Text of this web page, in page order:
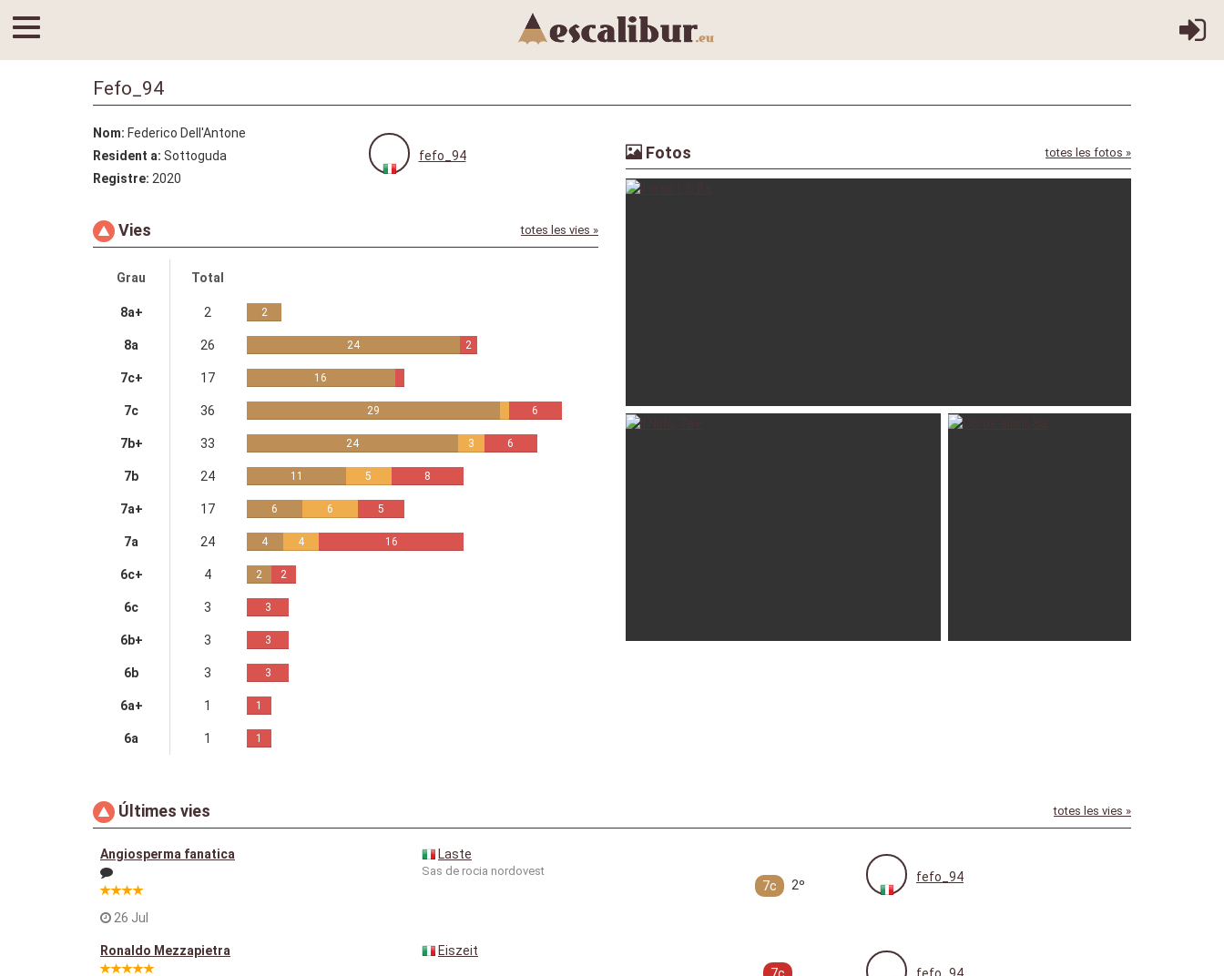
Fefo_94
Nom: Federico Dell'Antone
Resident a: Sottoguda
Registre: 2020
fefo_94
Vies totes les vies »
Grau Total
8a+ 2 2
8a 26 24 2
7c+ 17 16
7c 36 29 6
7b+ 33 24 3 6
7b 24 11 5 8
7a+ 17 6 6 5
7a 24 4 4 16
6c+ 4 2 2
6c 3 3
6b+ 3 3
6b 3 3
6a+ 1 1
6a 1 1
Fotos totes les fotos »
Últimes vies totes les vies »
Angiosperma fanatica
26 Jul
Laste
Sas de rocia nordovest
7c 2º
fefo_94
Ronaldo Mezzapietra
Eiszeit